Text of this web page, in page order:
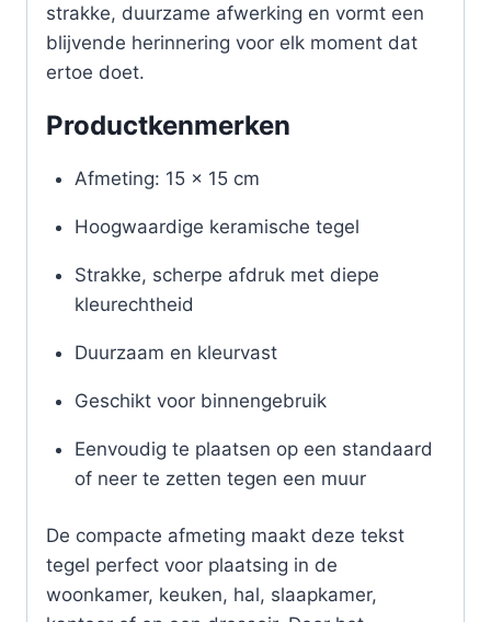
strakke, duurzame afwerking en vormt een
blijvende herinnering voor elk moment dat
ertoe doet.
Productkenmerken
Afmeting: 15 x 15 cm
Hoogwaardige keramische tegel
Strakke, scherpe afdruk met diepe
kleurechtheid
Duurzaam en kleurvast
Geschikt voor binnengebruik
Eenvoudig te plaatsen op een standaard
of neer te zetten tegen een muur
De compacte afmeting maakt deze tekst
tegel perfect voor plaatsing in de
woonkamer, keuken, hal, slaapkamer,